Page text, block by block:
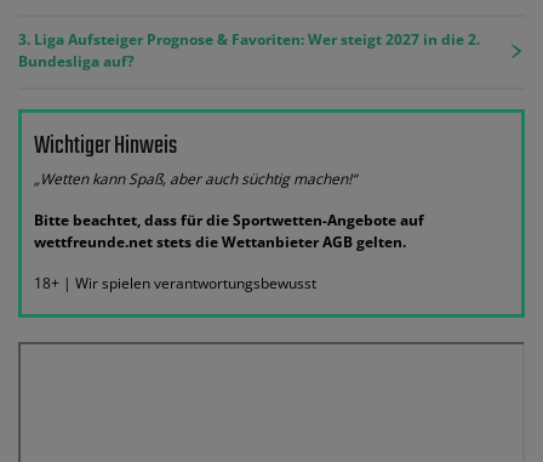
3. Liga Aufsteiger Prognose & Favoriten: Wer steigt 2027 in die 2.
Bundesliga auf?
Wichtiger Hinweis
„Wetten kann Spaß, aber auch süchtig machen!“
Bitte beachtet, dass für die Sportwetten-Angebote auf
wettfreunde.net stets die Wettanbieter AGB gelten.
18+ | Wir spielen verantwortungsbewusst